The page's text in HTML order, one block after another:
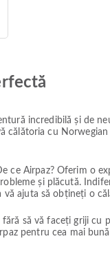
incredibilă și de
călătoria cu
ce Airpaz? Oferim o
și plăcută.
ajuta să obțineți o
să vă faceți griji cu
pentru cea mai